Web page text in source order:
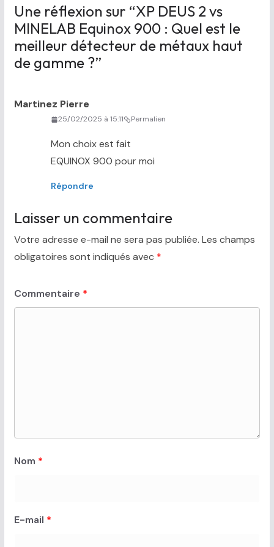
Une réflexion sur “XP DEUS 2 vs
MINELAB Equinox 900 : Quel est le
meilleur détecteur de métaux haut
de gamme ?”
Martinez Pierre
25/02/2025 à 15:11 Permalien
Mon choix est fait
EQUINOX 900 pour moi
Répondre
Laisser un commentaire
Votre adresse e-mail ne sera pas publiée. Les champs
obligatoires sont indiqués avec *
Commentaire *
Nom *
E-mail *